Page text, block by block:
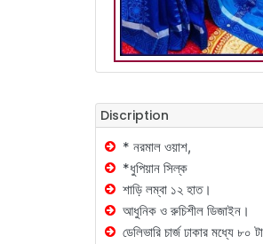
Discription
* নরমাল ওয়াশ,
*ধুপিয়ান সিল্ক
শাড়ি লম্বা ১২ হাত।
আধুনিক ও রুচিশীল ডিজাইন।
ডেলিভারি চার্জ ঢাকার মধ্যে ৮০